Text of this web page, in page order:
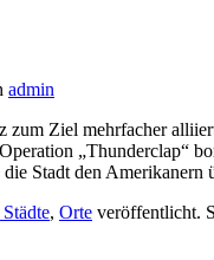
admin
zum Ziel mehrfacher
„Thunderclap“
Stadt den Amerikanern
, Orte veröffentlicht.